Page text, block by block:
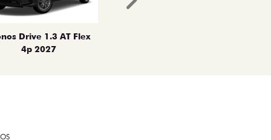
Drive 1.3 AT Flex
4p 2027
Próximo